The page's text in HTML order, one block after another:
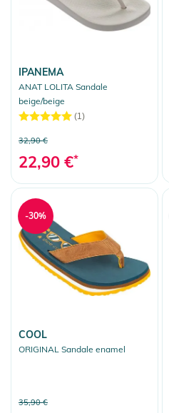
IPANEMA
ANAT LOLITA Sandale
beige/beige
(1)
32,90 €
22,90 €*
COOL
ORIGINAL Sandale enamel
35,90 €
-30%